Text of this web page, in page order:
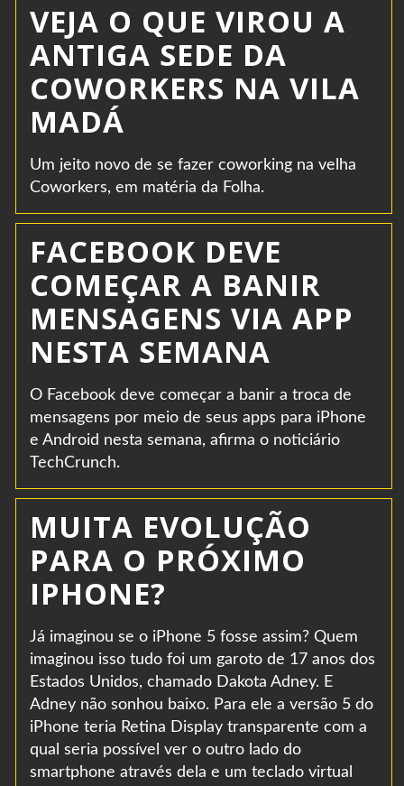
VEJA O QUE VIROU A
ANTIGA SEDE DA
COWORKERS NA VILA
MADÁ
Um jeito novo de se fazer coworking na velha
Coworkers, em matéria da Folha.
FACEBOOK DEVE
COMEÇAR A BANIR
MENSAGENS VIA APP
NESTA SEMANA
O Facebook deve começar a banir a troca de
mensagens por meio de seus apps para iPhone
e Android nesta semana, afirma o noticiário
TechCrunch.
MUITA EVOLUÇÃO
PARA O PRÓXIMO
IPHONE?
Já imaginou se o iPhone 5 fosse assim? Quem
imaginou isso tudo foi um garoto de 17 anos dos
Estados Unidos, chamado Dakota Adney. E
Adney não sonhou baixo. Para ele a versão 5 do
iPhone teria Retina Display transparente com a
qual seria possível ver o outro lado do
smartphone através dela e um teclado virtual